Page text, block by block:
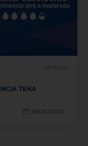
ARTÍCULO
TENA
28/OCT/2021